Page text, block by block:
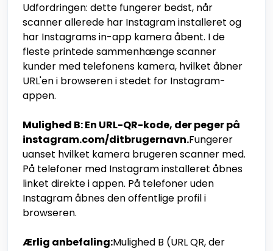
Udfordringen: dette fungerer bedst, når
scanner allerede har Instagram installeret og
har Instagrams in-app kamera åbent. I de
fleste printede sammenhænge scanner
kunder med telefonens kamera, hvilket åbner
URL'en i browseren i stedet for Instagram-
appen.
Mulighed B: En URL-QR-kode, der peger på
instagram.com/ditbrugernavn.Fungerer
uanset hvilket kamera brugeren scanner med.
På telefoner med Instagram installeret åbnes
linket direkte i appen. På telefoner uden
Instagram åbnes den offentlige profil i
browseren.
Ærlig anbefaling:Mulighed B (URL QR, der